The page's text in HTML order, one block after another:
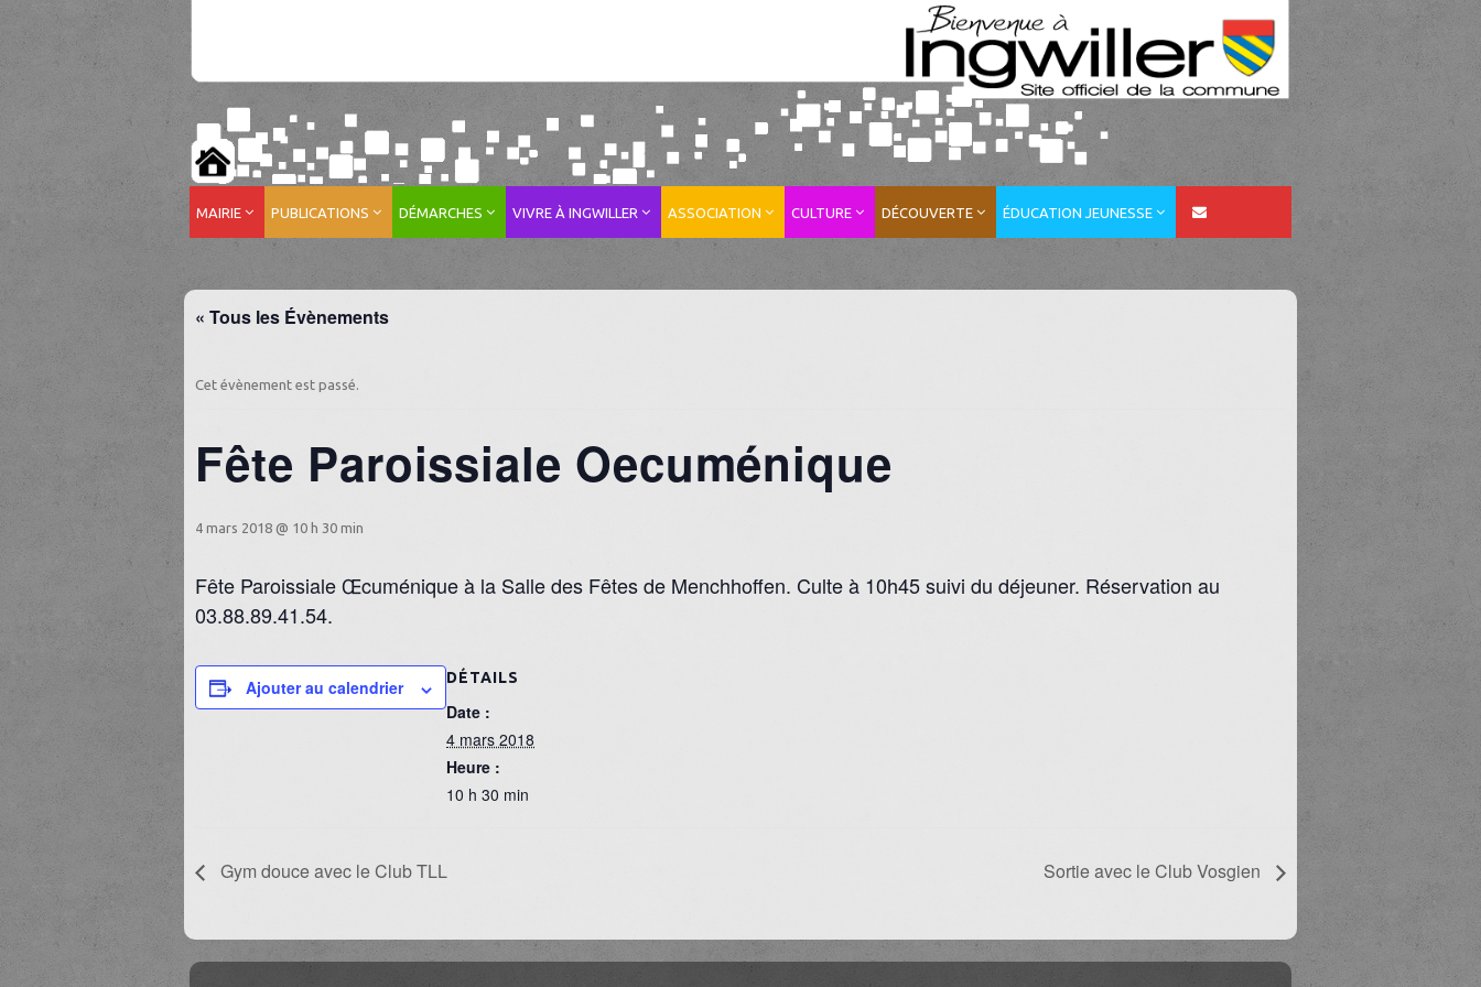
MAIRIE PUBLICATIONS DÉMARCHES VIVRE À INGWILLER ASSOCIATION CULTURE DÉCOUVERTE ÉDUCATION JEUNESSE
« Tous les Évènements
Cet évènement est passé.
Fête Paroissiale Oecuménique
4 mars 2018 @ 10 h 30 min
Fête Paroissiale Œcuménique à la Salle des Fêtes de Menchhoffen. Culte à 10h45 suivi du déjeuner. Réservation au
03.88.89.41.54.
Ajouter au calendrier DÉTAILS
Date :
4 mars 2018
Heure :
10 h 30 min
Gym douce avec le Club TLL Sortie avec le Club Vosgien